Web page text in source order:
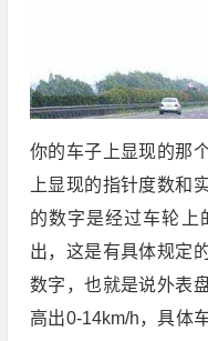
你的车子上显现的那
上显现的指针度数和
的数字是经过车轮上
出，这是有具体规定
数字，也就是说外表
高出0-14km/h，具体